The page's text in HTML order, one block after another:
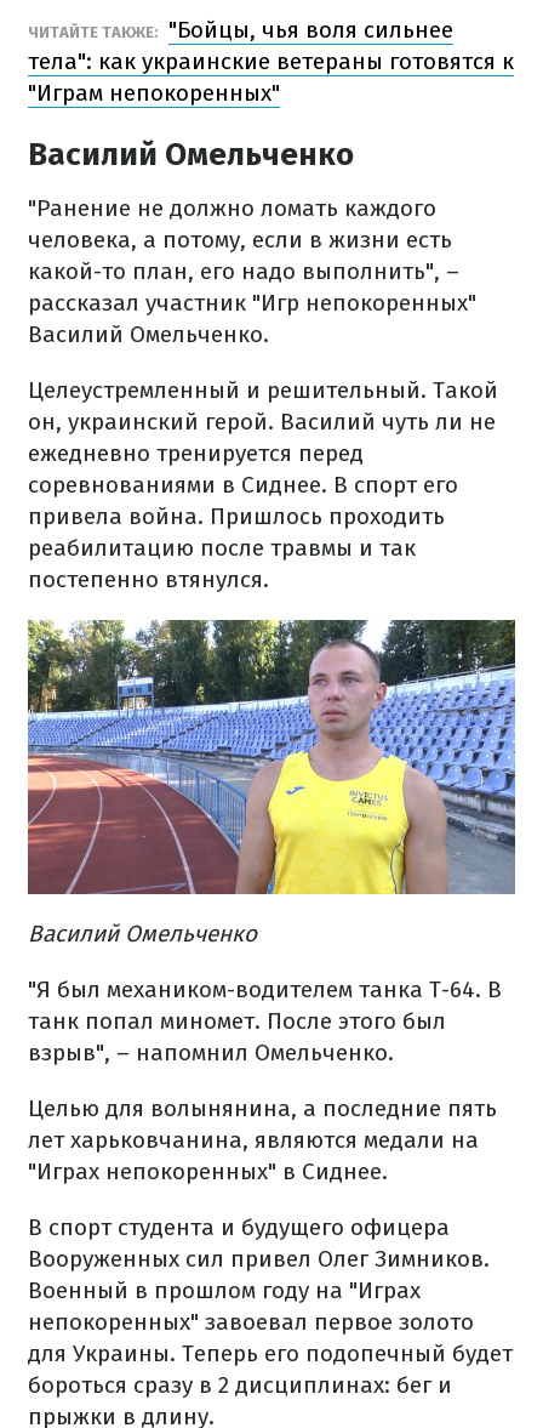
ЧИТАЙТЕ ТАКЖЕ:
"Бойцы, чья воля сильнее
тела": как украинские ветераны готовятся к
"Играм непокоренных"
Василий Омельченко
"Ранение не должно ломать каждого
человека, а потому, если в жизни есть
какой-то план, его надо выполнить", –
рассказал участник "Игр непокоренных"
Василий Омельченко.
Целеустремленный и решительный. Такой
он, украинский герой. Василий чуть ли не
ежедневно тренируется перед
соревнованиями в Сиднее. В спорт его
привела война. Пришлось проходить
реабилитацию после травмы и так
постепенно втянулся.
Василий Омельченко
"Я был механиком-водителем танка Т-64. В
танк попал миномет. После этого был
взрыв", – напомнил Омельченко.
Целью для волынянина, а последние пять
лет харьковчанина, являются медали на
"Играх непокоренных" в Сиднее.
В спорт студента и будущего офицера
Вооруженных сил привел Олег Зимников.
Военный в прошлом году на "Играх
непокоренных" завоевал первое золото
для Украины. Теперь его подопечный будет
бороться сразу в 2 дисциплинах: бег и
прыжки в длину.